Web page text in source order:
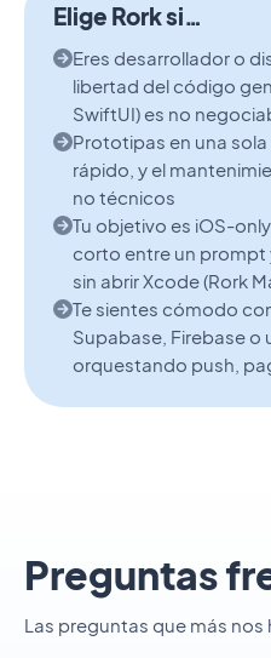
Elige Rork si…
Eres desarrollador o
libertad del código
SwiftUI) es no
Prototipas en una
rápido, y el
no técnicos
Tu objetivo es iOS-
corto entre un prompt
sin abrir Xcode (Rork
Te sientes cómodo
Supabase, Firebase
orquestando push,
Preguntas
Las preguntas que más nos